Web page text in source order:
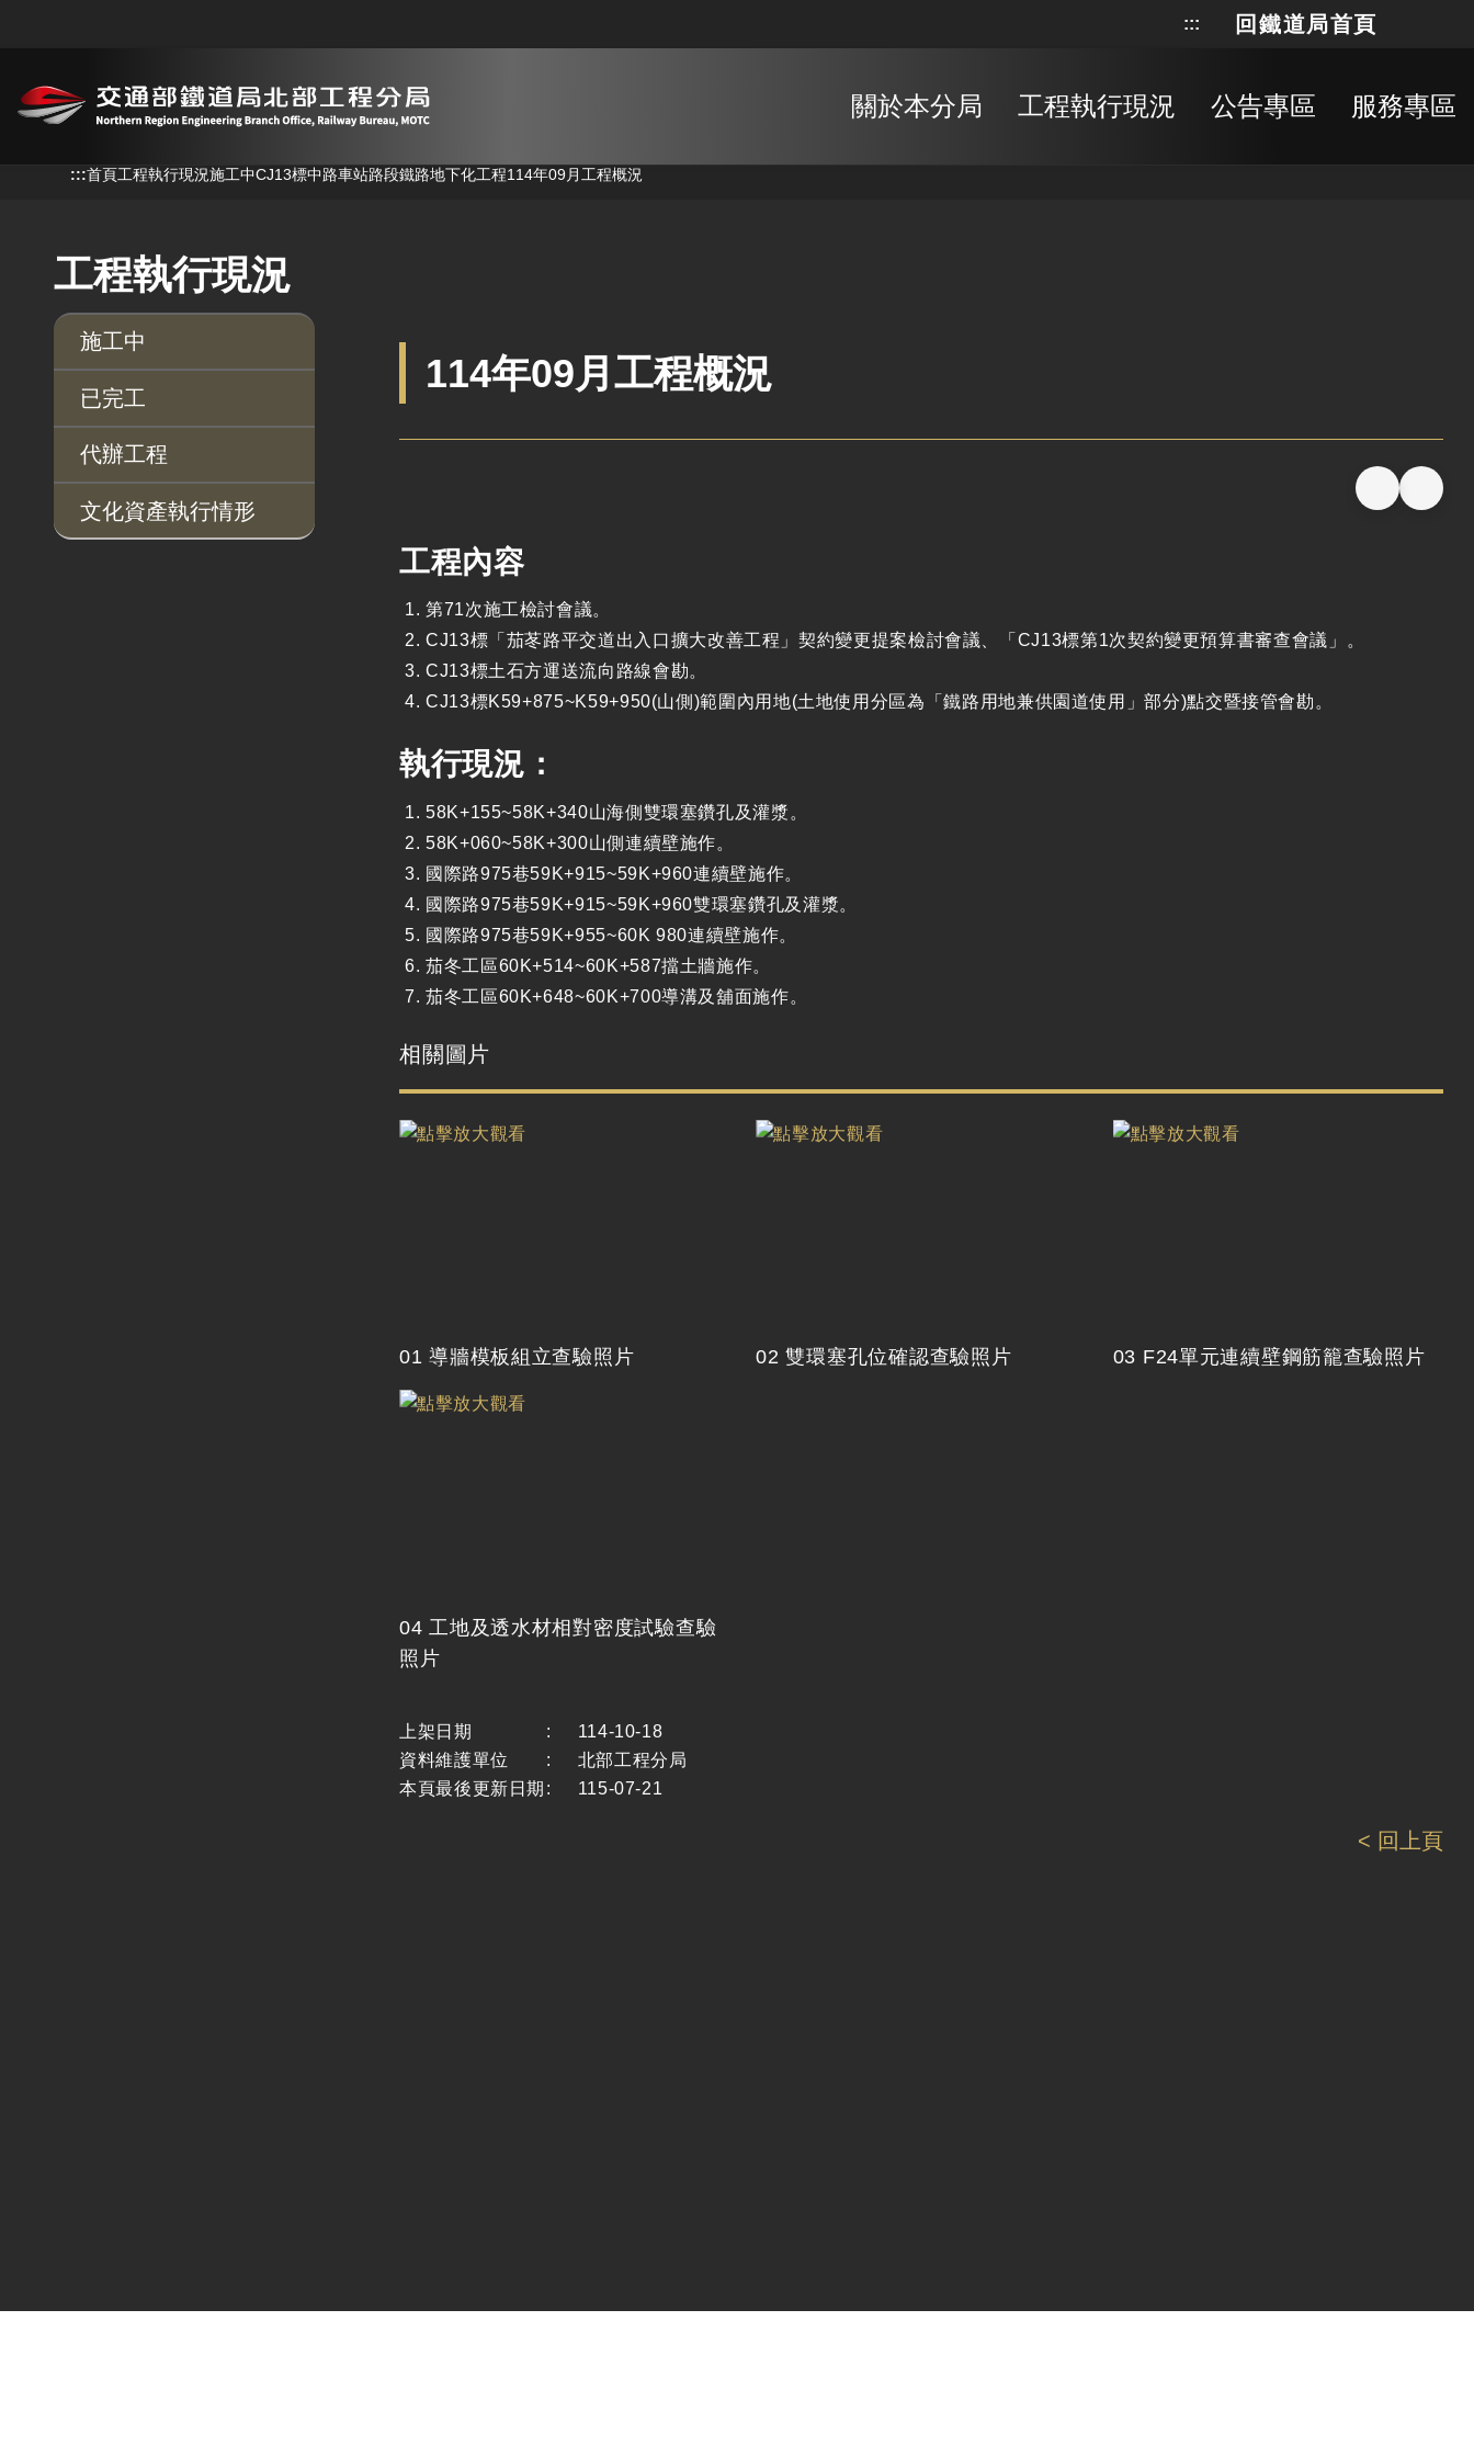
::: 回鐵道局首頁
關於本分局 工程執行現況 公告專區 服務專區
:::首頁工程執行現況施工中CJ13標中路車站路段鐵路地下化工程114年09月工程概況
工程執行現況
施工中
已完工
代辦工程
文化資產執行情形
114年09月工程概況
工程內容
第71次施工檢討會議。
CJ13標「茄苳路平交道出入口擴大改善工程」契約變更提案檢討會議、「CJ13標第1次契約變更預算書審查會議」
。
CJ13標土石方運送流向路線會勘。
CJ13標K59+875~K59+950(山側)範圍內用地(土地使用分區為「鐵路用地兼供園道使用」部分)點交暨接管會勘 。
執行現況：
58K+155~58K+340山海側雙環塞鑽孔及灌漿。
58K+060~58K+300山側連續壁施作。
國際路975巷59K+915~59K+960連續壁施作。
國際路975巷59K+915~59K+960雙環塞鑽孔及灌漿。
國際路975巷59K+955~60K 980連續壁施作。
茄冬工區60K+514~60K+587擋土牆施作。
茄冬工區60K+648~60K+700導溝及舖面施作。
相關圖片
01 導牆模板組立查驗照片 02 雙環塞孔位確認查驗照片 03 F24單元連續壁鋼筋籠查驗照片
04 工地及透水材相對密度試驗查驗
照片
上架日期 :
114-10-18
資料維護單位
:
北部工程分局
本頁最後更新日期 : 115-07-21
< 回上頁